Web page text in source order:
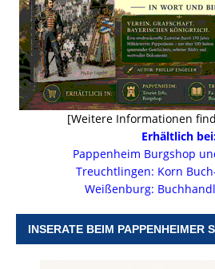
[Weitere Informationen
Erhältlich
Pappenheim Burgshop
Treuchtlingen: Korn
Weißenburg:
INSERATE BEIM PAPPENHEIMER